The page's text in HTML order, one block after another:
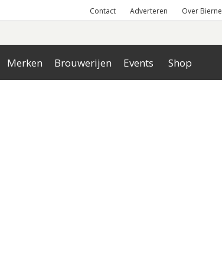
Contact Adverteren Over
Merken Brouwerijen Events Shop